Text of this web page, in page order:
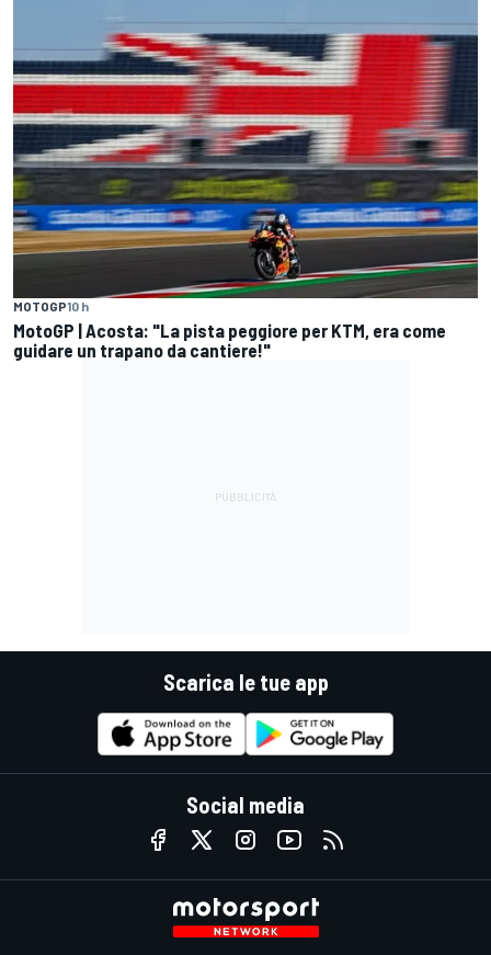
MOTOGP10 h
MotoGP | Acosta: "La pista peggiore per KTM, era come
guidare un trapano da cantiere!"
Scarica le tue app
Social media